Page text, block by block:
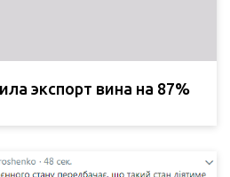
экспорт вина на 87%